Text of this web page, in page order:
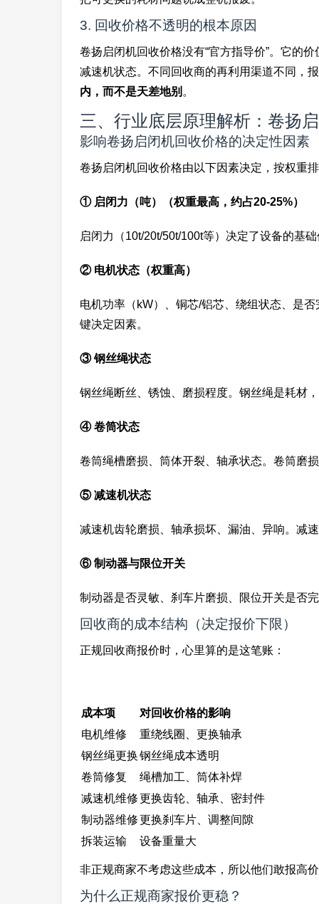
3. 回收价格不透明的根本原因
卷扬启闭机回收价格没有“官方指导价”。它的
减速机状态。不同回收商的再利用渠道不同，
内，而不是天差地别 。
三、行业底层原理解析：卷扬
影响卷扬启闭机回收价格的决定性因素
卷扬启闭机回收价格由以下因素决定，按权重
① 启闭力（吨）（权重最高，约占20-25%）
启闭力（10t/20t/50t/100t等）决定了设备的基
② 电机状态（权重高）
电机功率（kW）、铜芯/铝芯、绕组状态、是
键决定因素。
③ 钢丝绳状态
钢丝绳断丝、锈蚀、磨损程度。钢丝绳是耗材
④ 卷筒状态
卷筒绳槽磨损、筒体开裂、轴承状态。卷筒磨
⑤ 减速机状态
减速机齿轮磨损、轴承损坏、漏油、异响。减
⑥ 制动器与限位开关
制动器是否灵敏、刹车片磨损、限位开关是否
回收商的成本结构（决定报价下限）
正规回收商报价时，心里算的是这笔账：
成本项
对回收价格的影响
电机维修
重绕线圈、更换轴承
钢丝绳更换钢丝绳成本透明
卷筒修复
绳槽加工、筒体补焊
减速机维修更换齿轮、轴承、密封件
制动器维修更换刹车片、调整间隙
拆装运输
设备重量大
非正规商家不考虑这些成本，所以他们敢报高
为什么正规商家报价更稳？